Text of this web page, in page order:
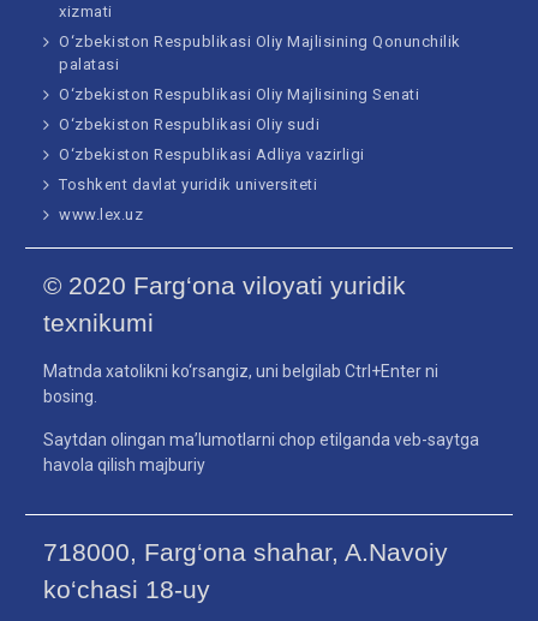
xizmati
O‘zbekiston Respublikasi Oliy Majlisining Qonunchilik
palatasi
O‘zbekiston Respublikasi Oliy Majlisining Senati
O‘zbekiston Respublikasi Oliy sudi
O‘zbekiston Respublikasi Adliya vazirligi
Toshkent davlat yuridik universiteti
www.lex.uz
© 2020 Farg‘ona viloyati yuridik
texnikumi
Matnda xatolikni ko‘rsangiz, uni belgilab Ctrl+Enter ni
bosing.
Saytdan olingan ma’lumotlarni chop etilganda veb-saytga
havola qilish majburiy
718000, Farg‘ona shahar, A.Navoiy
ko‘chasi 18-uy